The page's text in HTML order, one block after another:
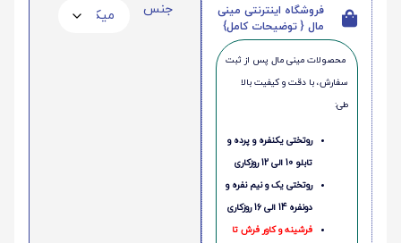
فروشگاه اینترنتی مینی
مال { توضیحات کامل}
محصولات مینی‌ مال پس از ثبت
سفارش، با دقت و کیفیت بالا
طی:
روتختی یکنفره و پرده و
تابلو 10 الی 12 روزکاری
روتختی یک و نیم نفره و
دونفره 14 الی 16 روزکاری
فرشینه و کاور فرش تا
جنس